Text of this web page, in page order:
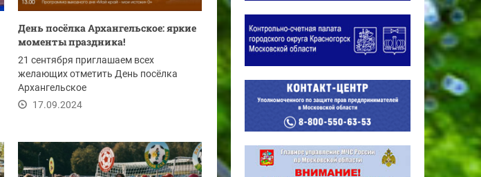
День посёлка Архангельское: яркие
моменты праздника!
21 сентября приглашаем всех
желающих отметить День посёлка
Архангельское
17.09.2024